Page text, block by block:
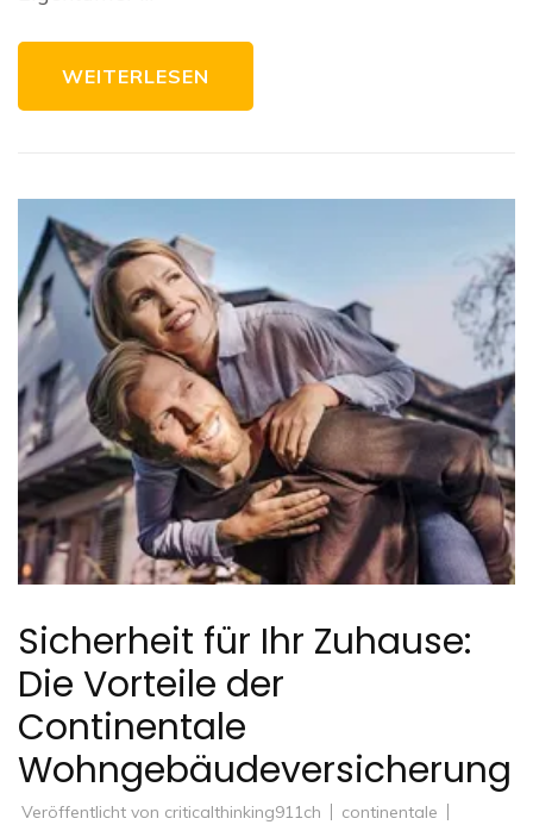
WEITERLESEN
Sicherheit für Ihr Zuhause:
Die Vorteile der
Continentale
Wohngebäudeversicherung
Veröffentlicht von criticalthinking911ch
continentale